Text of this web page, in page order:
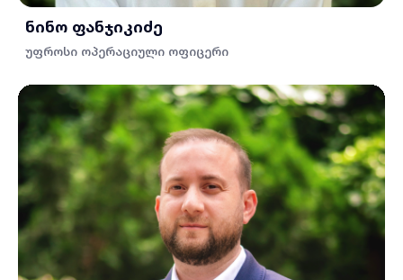
ნინო ფანჯიკიძე
უფროსი ოპერაციული ოფიცერი